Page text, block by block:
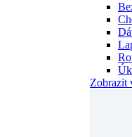
Zobrazit